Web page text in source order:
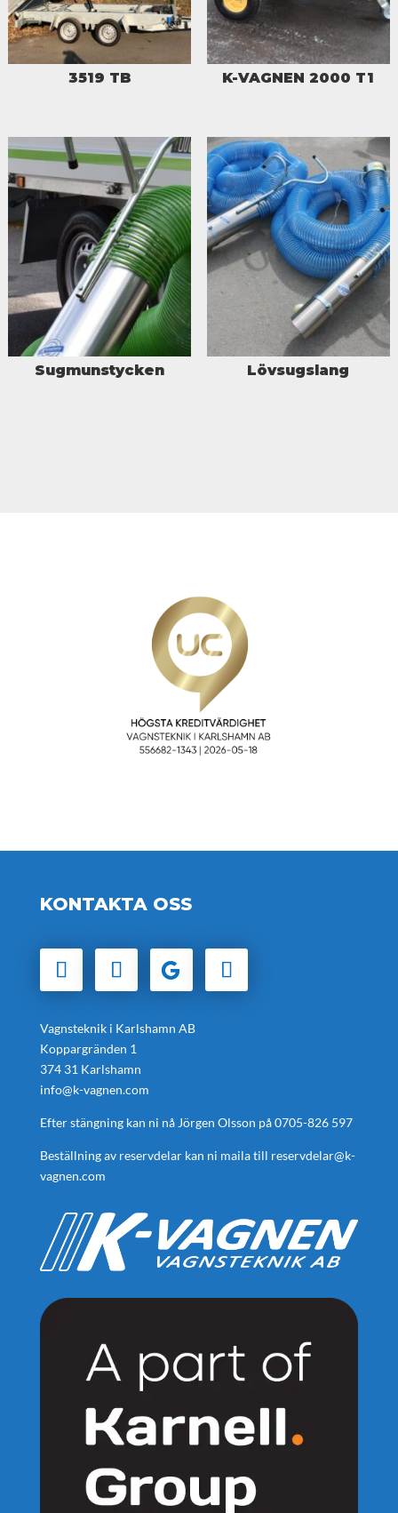
3519 TB K-VAGNEN 2000 T1
Sugmunstycken Lövsugslang
KONTAKTA OSS
Vagnsteknik i Karlshamn AB
Koppargränden 1
374 31 Karlshamn
info@k-vagnen.com
Efter stängning kan ni nå Jörgen Olsson på0705-826 597
Beställning av reservdelar kan ni maila till reservdelar@k-
vagnen.com